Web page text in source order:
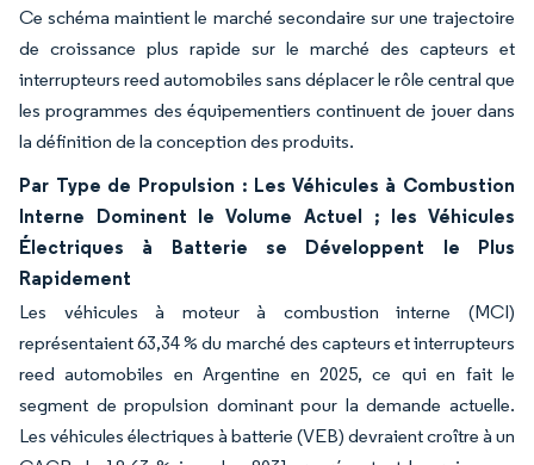
Ce schéma maintient le marché secondaire sur une trajectoire
de croissance plus rapide sur le marché des capteurs et
interrupteurs reed automobiles sans déplacer le rôle central que
les programmes des équipementiers continuent de jouer dans
la définition de la conception des produits.
Par Type de Propulsion : Les Véhicules à Combustion
Interne Dominent le Volume Actuel ; les Véhicules
Électriques à Batterie se Développent le Plus
Rapidement
Les véhicules à moteur à combustion interne (MCI)
représentaient 63,34 % du marché des capteurs et interrupteurs
reed automobiles en Argentine en 2025, ce qui en fait le
segment de propulsion dominant pour la demande actuelle.
Les véhicules électriques à batterie (VEB) devraient croître à un